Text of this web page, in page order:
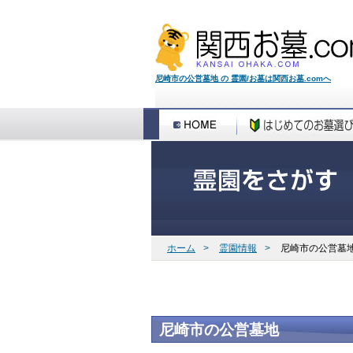
尼崎市の公営墓地 の 霊園/お墓は関西お墓.comへ
ホーム > 霊園情報 > 尼崎市の公営墓
尼崎市の公営墓地